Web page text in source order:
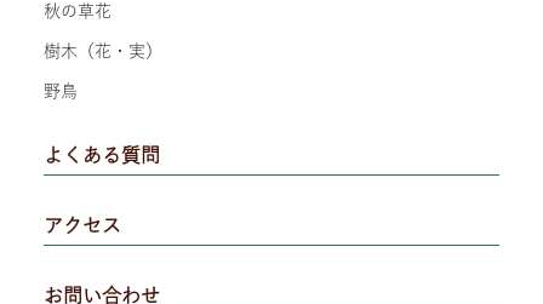
秋の草花
樹木（花・実）
野鳥
よくある質問
アクセス
お問い合わせ